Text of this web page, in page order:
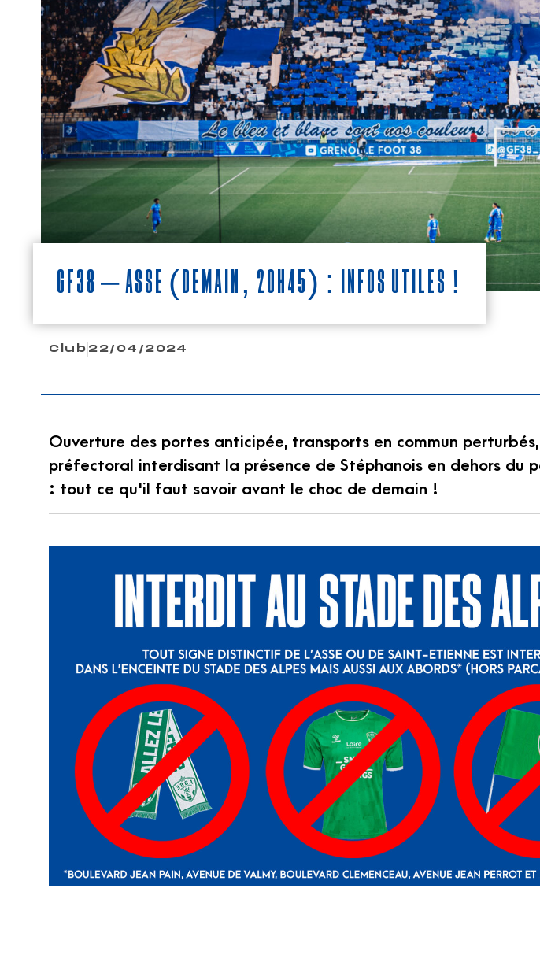
GF38 – ASSE (demain, 20h45) : infos utiles !
Club 22/04/2024
Ouverture des portes anticipée, transports en commun
préfectoral interdisant la présence de Stéphanois en dehors du
: tout ce qu'il faut savoir avant le choc de demain !